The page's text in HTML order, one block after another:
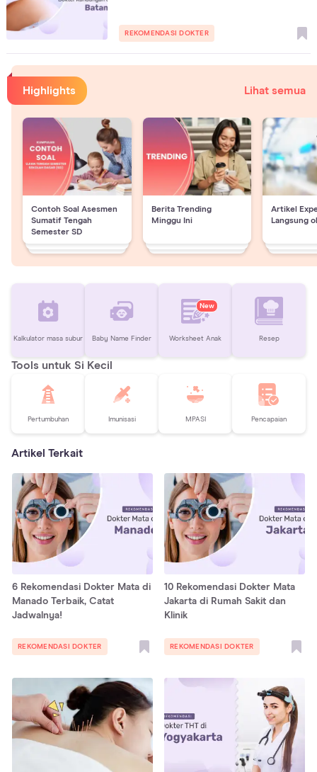
REKOMENDASI DOKTER
Highlights Lihat semua
Contoh Soal Asesmen
Sumatif Tengah
Semester SD
Berita Trending
Minggu Ini
Artikel
Langsung
Kalkulator masa subur Baby Name Finder
New
Worksheet Anak Resep
Tools untuk Si Kecil
Pertumbuhan Imunisasi MPASI Pencapaian
Artikel Terkait
6 Rekomendasi Dokter Mata di
Manado Terbaik, Catat
Jadwalnya!
REKOMENDASI DOKTER
10 Rekomendasi Dokter Mata
Jakarta di Rumah Sakit dan
Klinik
REKOMENDASI DOKTER